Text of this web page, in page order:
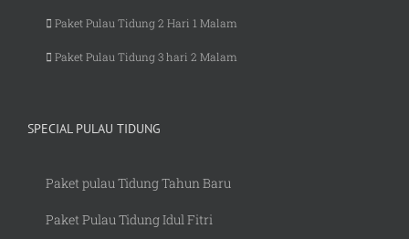
Paket Pulau Tidung 2 Hari 1 Malam
Paket Pulau Tidung 3 hari 2 Malam
SPECIAL PULAU TIDUNG
Paket pulau Tidung Tahun Baru
Paket Pulau Tidung Idul Fitri